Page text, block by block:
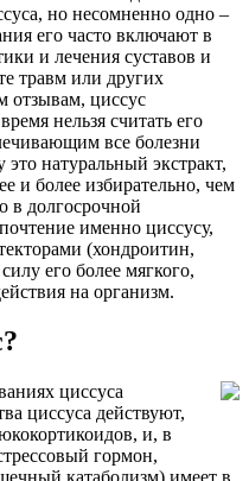
но несомненно одно –
его часто включают в
и лечения суставов и
травм или других
отзывам, циссус
нельзя считать его
все болезни
натуральный экстракт,
и более избирательно, чем
в долгосрочной
именно циссусу,
(хондроитин,
его более мягкого,
на организм.
циссуса
циссуса действуют,
и, в
гормон,